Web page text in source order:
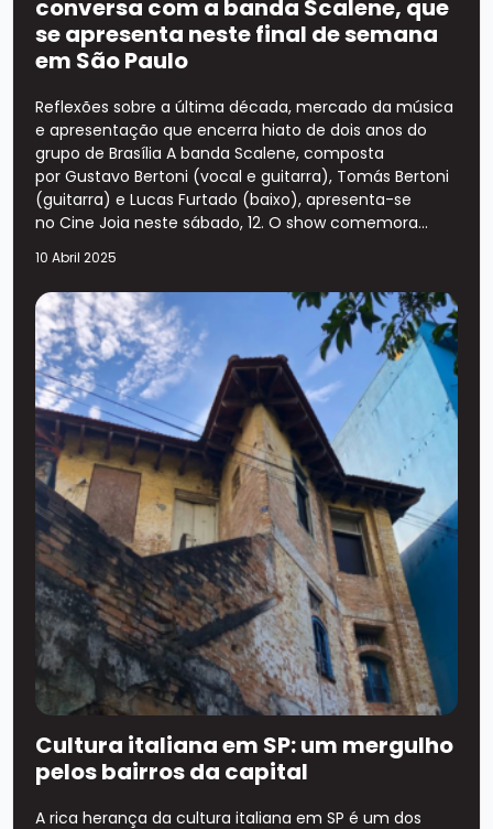
conversa com a banda Scalene, que
se apresenta neste final de semana
em São Paulo
Reflexões sobre a última década, mercado da música
e apresentação que encerra hiato de dois anos do
grupo de Brasília A banda Scalene, composta
por Gustavo Bertoni (vocal e guitarra), Tomás Bertoni
(guitarra) e Lucas Furtado (baixo), apresenta-se
no Cine Joia neste sábado, 12. O show comemora...
10 Abril 2025
Cultura italiana em SP: um mergulho
pelos bairros da capital
A rica herança da cultura italiana em SP é um dos